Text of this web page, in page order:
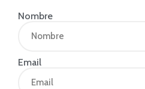
Nombre
Email